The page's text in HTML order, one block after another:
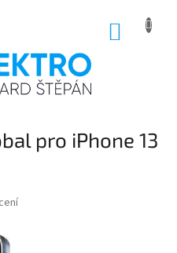
pro iPhone 13